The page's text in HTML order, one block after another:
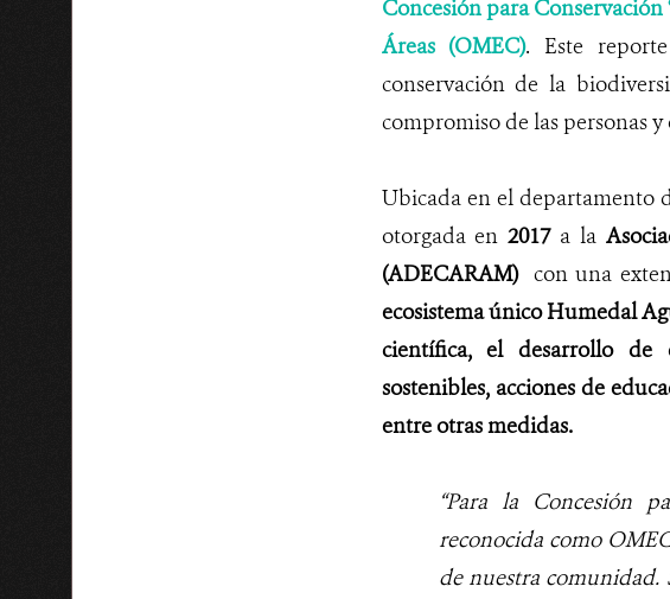
Concesión para Conservación
Áreas (OMEC). Este
conservación de la
compromiso de las personas
Ubicada en el departamento
otorgada en2017a la
(ADECARAM) con una
ecosistema único Humedal
científica, el desarrollo de
sostenibles, acciones de
entre otras medidas.
“Para la Concesión
reconocida como
de nuestra